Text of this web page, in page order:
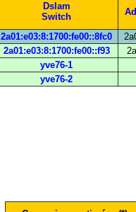
Dslam
Switch
2a01:e03:8:1700:fe00::8fc0
2a01:e03:8:1700:fe00::f93
yve76-1
yve76-2